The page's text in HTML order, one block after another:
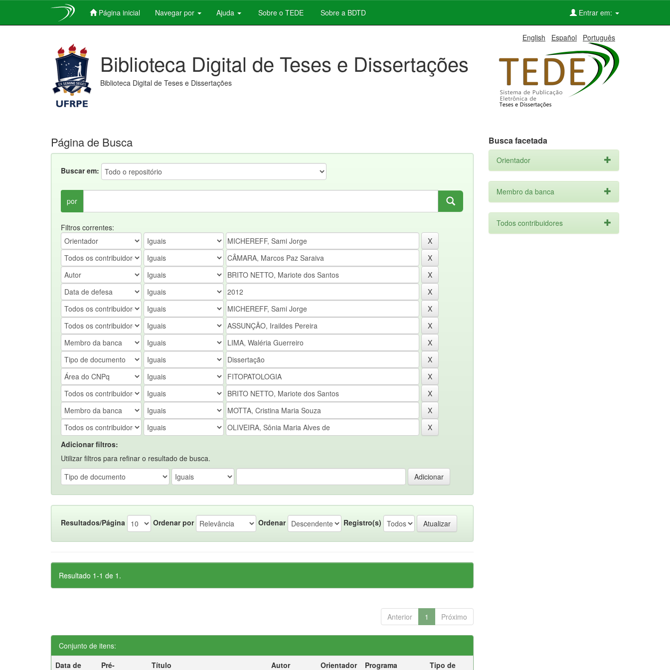
Página inicial Navegar por Ajuda Sobre o TEDE Sobre a BDTD Entrar em:
English Español Português
Biblioteca Digital de Teses e Dissertações
Biblioteca Digital de Teses e Dissertações
Página de Busca
Buscar em:
por
Filtros correntes:
Adicionar filtros:
Utilizar filtros para refinar o resultado de busca.
Resultados/Página Ordenar por Ordenar Registro(s)
Resultado 1-1 de 1.
Anterior 1 Próximo
Conjunto de itens:
Data de
Pré- Título Autor Orientador Programa Tipo de
Busca facetada
Orientador
Membro da banca
Todos contribuidores